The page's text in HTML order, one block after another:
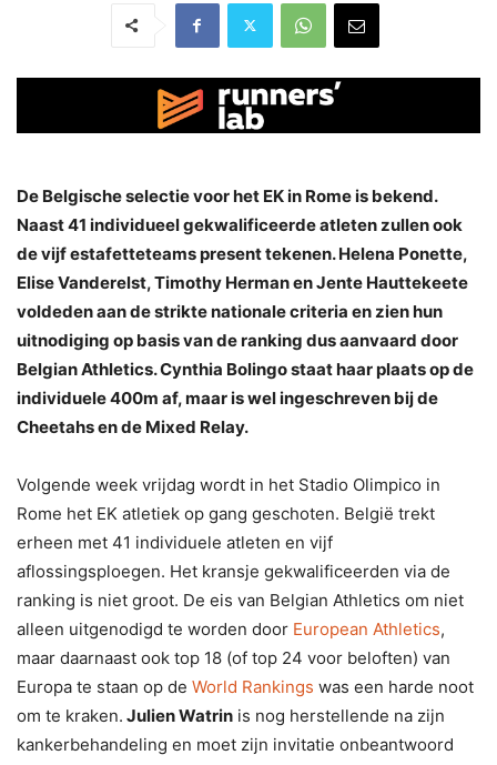
De Belgische selectie voor het EK in Rome is bekend.
Naast 41 individueel gekwalificeerde atleten zullen ook
de vijf estafetteteams present tekenen. Helena Ponette,
Elise Vanderelst, Timothy Herman en Jente Hauttekeete
voldeden aan de strikte nationale criteria en zien hun
uitnodiging op basis van de ranking dus aanvaard door
Belgian Athletics. Cynthia Bolingo staat haar plaats op de
individuele 400m af, maar is wel ingeschreven bij de
Cheetahs en de Mixed Relay.
Volgende week vrijdag wordt in het Stadio Olimpico in
Rome het EK atletiek op gang geschoten. België trekt
erheen met 41 individuele atleten en vijf
aflossingsploegen. Het kransje gekwalificeerden via de
ranking is niet groot. De eis van Belgian Athletics om niet
alleen uitgenodigd te worden door European Athletics,
maar daarnaast ook top 18 (of top 24 voor beloften) van
Europa te staan op de World Rankings was een harde noot
om te kraken. Julien Watrin is nog herstellende na zijn
kankerbehandeling en moet zijn invitatie onbeantwoord